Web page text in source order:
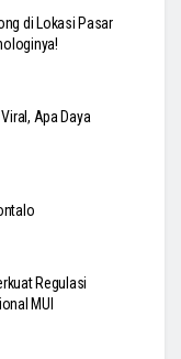
di Lokasi Pasar
Apa Daya
Regulasi
MUI